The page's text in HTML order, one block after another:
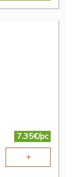
7.35€/pc
+